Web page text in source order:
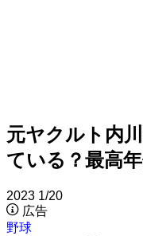
元ヤクルト内
ている？最高
2023 1/20
広告
野球